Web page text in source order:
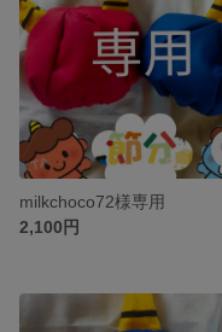
milkchoco72様専用
2,100円